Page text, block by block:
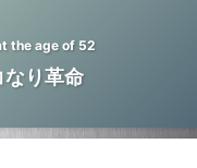
the age of 52
り革命